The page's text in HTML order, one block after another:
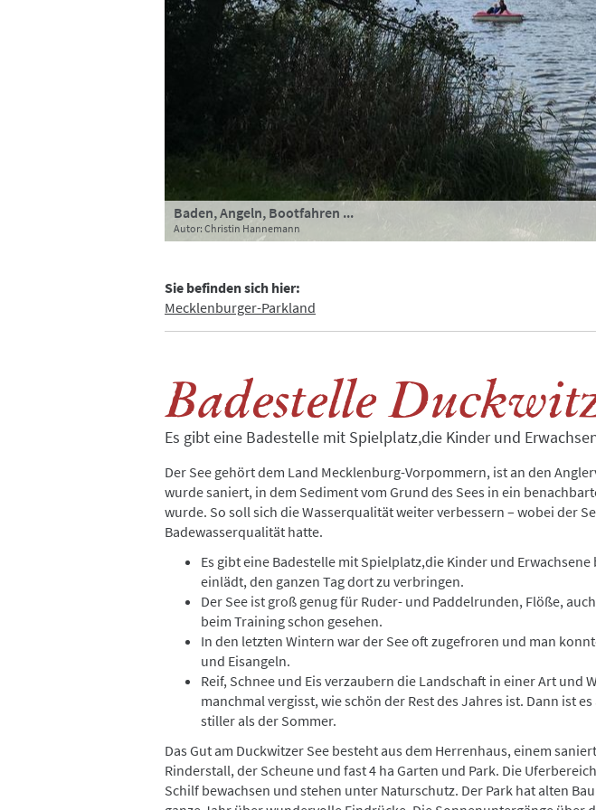
Baden, Angeln, Bootfahren ...
Autor: Christin Hannemann
Picknick am See
Autor: Schloss Duckwitz
Seepanorama
Autor: Schloss Duckwitz
Sie befinden sich hier:
Mecklenburger-Parkland
Badestelle
Es gibt eine Badestelle mit Spielplatz,die Kinder und
Der See gehört dem Land Mecklenburg-Vorpommern, ist an den
wurde saniert, in dem Sediment vom Grund des Sees in ein
wurde. So soll sich die Wasserqualität weiter verbessern – wobei der
Badewasserqualität hatte.
Es gibt eine Badestelle mit Spielplatz,die Kinder und
einlädt, den ganzen Tag dort zu verbringen.
Der See ist groß genug für Ruder- und Paddelrunden, Flöße,
beim Training schon gesehen.
In den letzten Wintern war der See oft zugefroren und man
und Eisangeln.
Reif, Schnee und Eis verzaubern die Landschaft in einer Art und
manchmal vergisst, wie schön der Rest des Jahres ist. Dann ist
stiller als der Sommer.
Das Gut am Duckwitzer See besteht aus dem Herrenhaus, einem
Rinderstall, der Scheune und fast 4 ha Garten und Park. Die
Schilf bewachsen und stehen unter Naturschutz. Der Park hat alten